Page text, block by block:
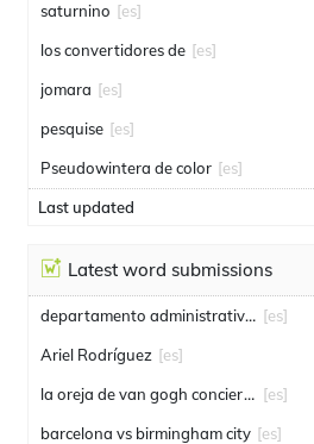
saturnino [es]
los convertidores de [es]
jomara [es]
pesquise [es]
Pseudowintera de color [es]
Last updated
Latest word submissions
departamento administrativo de seguridad [es]
Ariel Rodríguez [es]
la oreja de van gogh conciertos [es]
barcelona vs birmingham city [es]